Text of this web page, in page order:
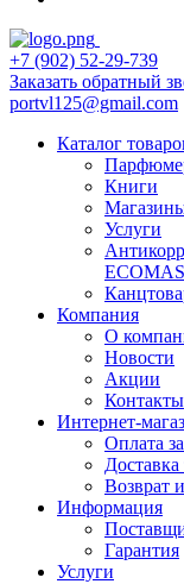
+7 (902) 52-29-739
Заказать обратный
portvl125@gmail.com
Каталог
Книги
Услуги
Компания
О
Новости
Акции
Контакты
Интернет-
Оплата
Доставка
Возврат
Информация
Гарантия
Услуги